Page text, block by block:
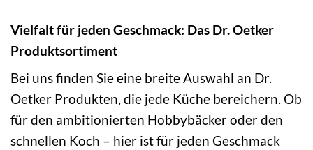
Vielfalt für jeden Geschmack: Das Dr. Oetker
Produktsortiment
Bei uns finden Sie eine breite Auswahl an Dr.
Oetker Produkten, die jede Küche bereichern. Ob
für den ambitionierten Hobbybäcker oder den
schnellen Koch – hier ist für jeden Geschmack